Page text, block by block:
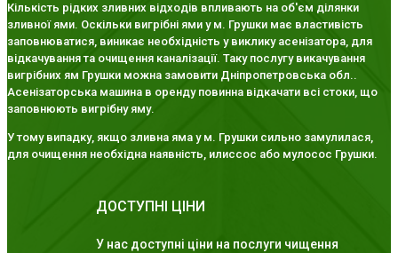
Кількість рідких зливних відходів впливають на об'єм ділянки
зливної ями. Оскільки вигрібні ями у м. Грушки має властивість
заповнюватися, виникає необхідність у виклику асенізатора, для
відкачування та очищення каналізації. Таку послугу викачування
вигрібних ям Грушки можна замовити Дніпропетровська обл..
Асенізаторська машина в оренду повинна відкачати всі стоки, що
заповнюють вигрібну яму.
У тому випадку, якщо зливна яма у м. Грушки сильно замулилася,
для очищення необхідна наявність, илиссос або мулосос Грушки.
ДОСТУПНІ ЦІНИ
У нас доступні ціни на послуги чищення